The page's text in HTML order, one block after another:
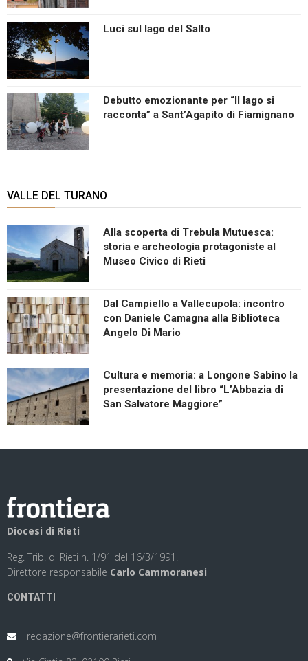
Luci sul lago del Salto
Debutto emozionante per “Il lago si
racconta” a Sant’Agapito di Fiamignano
VALLE DEL TURANO
Alla scoperta di Trebula Mutuesca:
storia e archeologia protagoniste al
Museo Civico di Rieti
Dal Campiello a Vallecupola: incontro
con Daniele Camagna alla Biblioteca
Angelo Di Mario
Cultura e memoria: a Longone Sabino la
presentazione del libro “L’Abbazia di
San Salvatore Maggiore”
Diocesi di Rieti
Reg. Trib. di Rieti n. 1/91 del 16/3/1991.
Direttore responsabile Carlo Cammoranesi
CONTATTI
redazione@frontierarieti.com